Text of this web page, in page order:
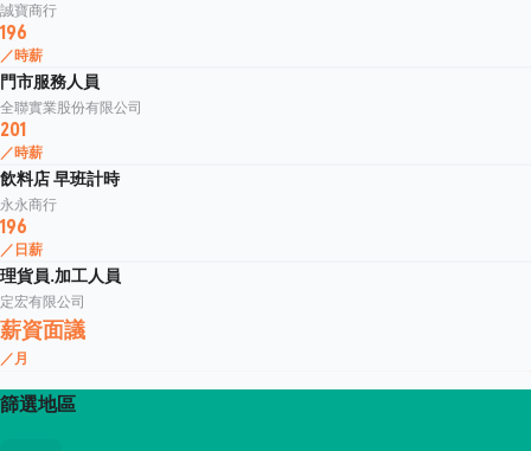
誠寶商行
196
／時薪
門市服務人員
全聯實業股份有限公司
201
／時薪
飲料店 早班計時
永永商行
196
／日薪
理貨員.加工人員
定宏有限公司
薪資面議
／月
篩選地區